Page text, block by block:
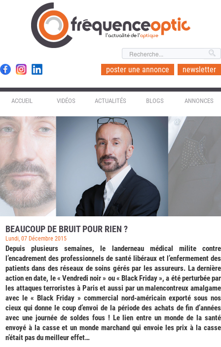
l'actualité de l'optique
poster une annonce newsletter
ACCUEIL VIDÉOS ACTUALITÉS BLOGS ANNONCES
BEAUCOUP DE BRUIT POUR RIEN ?
Lundi, 07 Décembre 2015
Depuis plusieurs semaines, le landerneau médical milite contre
l’encadrement des professionnels de santé libéraux et l’enfermement des
patients dans des réseaux de soins gérés par les assureurs. La dernière
action en date, le « Vendredi noir » ou « Black Friday », a été perturbée par
les attaques terroristes à Paris et aussi par un malencontreux amalgame
avec le « Black Friday » commercial nord-américain exporté sous nos
cieux qui donne le coup d’envoi de la période des achats de fin d’années
avec une journée de soldes fous ! Le lien entre un monde de la santé
envoyé à la casse et un monde marchand qui envoie les prix à la casse
n’était pas du meilleur effet…